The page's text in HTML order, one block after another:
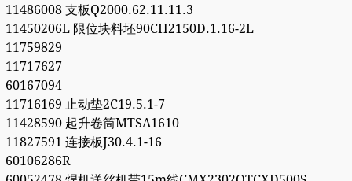
11486008 支板Q2000.62.11.11.3
11450206L 限位块料坯90CH2150D.1.16-2L
11759829
11717627
60167094
11716169 止动垫2C19.5.1-7
11428590 起升卷筒MTSA1610
11827591 连接板J30.4.1-16
60106286R